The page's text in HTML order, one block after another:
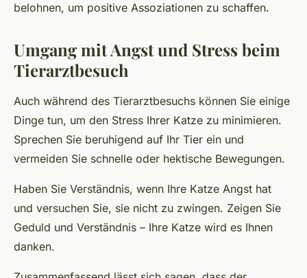
belohnen, um positive Assoziationen zu schaffen.
Umgang mit Angst und Stress beim
Tierarztbesuch
Auch während des Tierarztbesuchs können Sie einige
Dinge tun, um den Stress Ihrer Katze zu minimieren.
Sprechen Sie beruhigend auf Ihr Tier ein und
vermeiden Sie schnelle oder hektische Bewegungen.
Haben Sie Verständnis, wenn Ihre Katze Angst hat
und versuchen Sie, sie nicht zu zwingen. Zeigen Sie
Geduld und Verständnis – Ihre Katze wird es Ihnen
danken.